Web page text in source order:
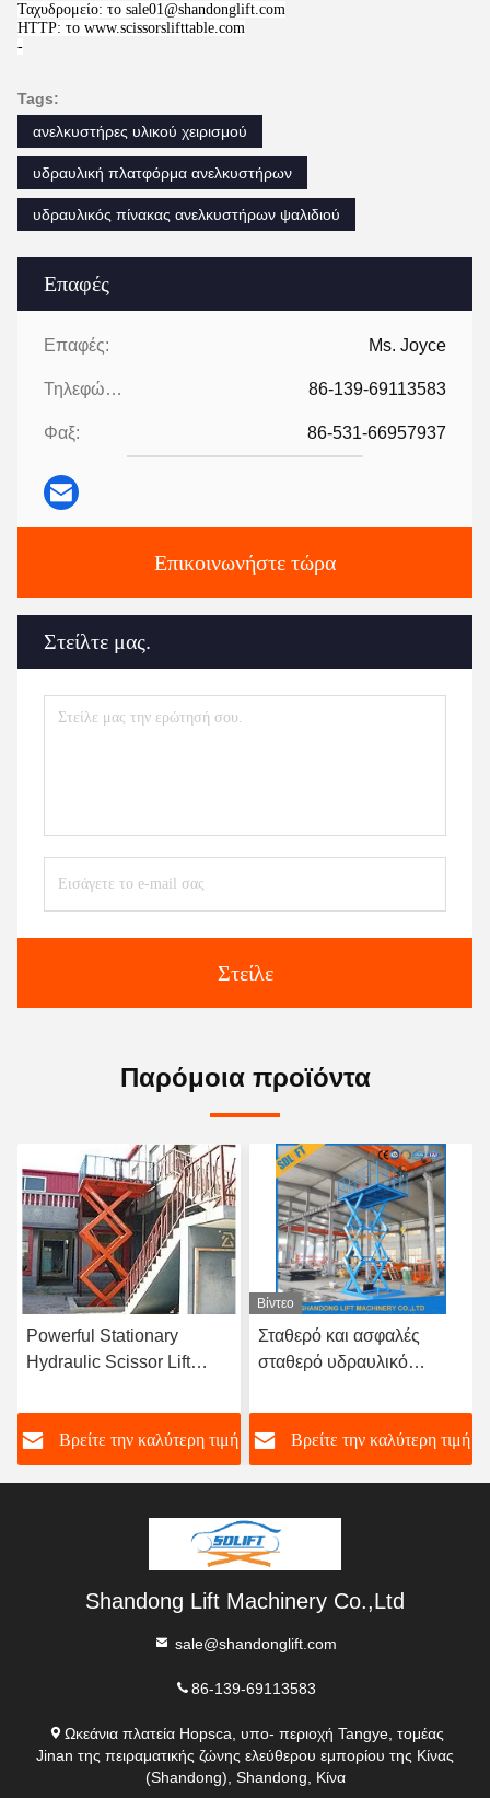
Επαφές
Επαφές: Ms. Joyce
Τηλεφώνημα: 86-139-69113583
Φαξ: 86-531-66957937
Επικοινωνήστε τώρα
Στείλτε μας.
Στείλε
Ταχυδρομείο: το sale01@shandonglift.com
HTTP: το www.scissorslifttable.com
-
Tags:
ανελκυστήρες υλικού χειρισμού
υδραυλική πλατφόρμα ανελκυστήρων
υδραυλικός πίνακας ανελκυστήρων ψαλιδιού
Παρόμοια προϊόντα
Βίντεο
Σταθερό και ασφαλές
σταθερό υδραυλικό
αποθήκη φορτίου πίνακα
ανελκυστήρα ψαλίδι
Βρείτε την καλύτερη τιμή
Βίντεο
Προσαρμόσιμο σταθερό
υδραυλικό ανελκυστήρα
και προσαρμόσιμο
χειρισμό φορτίου
Βρείτε την καλύτερη τιμή
Shandong Lift Machinery Co.,Ltd
sale@shandonglift.com
86-139-69113583
Ωκεάνια πλατεία Hopsca, υπο- περιοχή Tangye, τομέας
Jinan της πειραματικής ζώνης ελεύθερου εμπορίου της Κίνας
(Shandong), Shandong, Κίνα